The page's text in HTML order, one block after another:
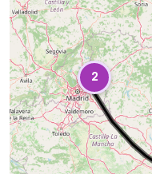
2